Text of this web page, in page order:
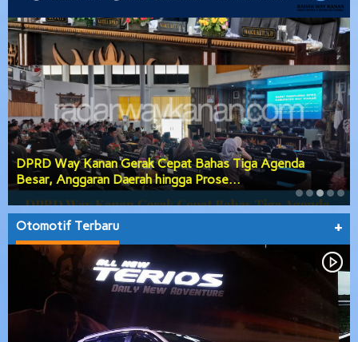
DPRD Way Kanan Gerak Cepat Bahas Tiga Agenda
Besar, Anggaran Daerah hingga Prose…
Otomotif Terbaru +